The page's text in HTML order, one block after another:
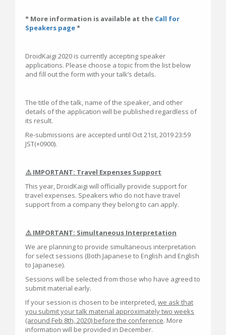
* More information is available at the Call for
Speakers page*
DroidKaigi 2020 is currently accepting speaker
applications. Please choose a topic from the list below
and fill out the form with your talk’s details.
The title of the talk, name of the speaker, and other
details of the application will be published regardless of
its result.
Re-submissions are accepted until Oct 21st, 2019 23:59
JST(+0900).
⚠️ IMPORTANT: Travel Expenses Support
This year, DroidKaigi will officially provide support for
travel expenses. Speakers who do not have travel
support from a company they belong to can apply.
⚠️ IMPORTANT: Simultaneous Interpretation
We are planning to provide simultaneous interpretation
for select sessions (Both Japanese to English and English
to Japanese).
Sessions will be selected from those who have agreed to
submit material early.
If your session is chosen to be interpreted,we ask that
you submit your talk material approximately two weeks
(around Feb 8th, 2020) before the conference. More
information will be provided in December.